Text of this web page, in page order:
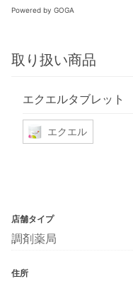
Powered by GOGA
取り扱い商品
エクエルタブレット
エクエル
店舗タイプ
調剤薬局
住所